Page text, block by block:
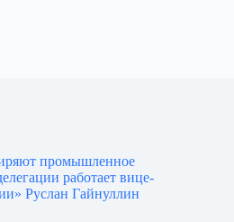
промышленное
работает вице-
Руслан Гайнуллин